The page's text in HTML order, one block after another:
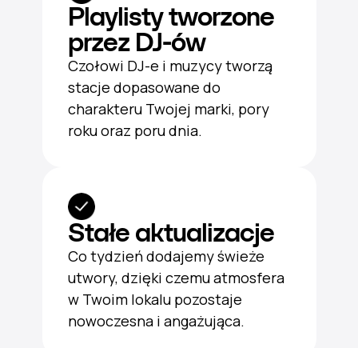
Playlisty tworzone
przez DJ-ów
Czołowi DJ-e i muzycy tworzą
stacje dopasowane do
charakteru Twojej marki, pory
roku oraz poru dnia.
Stałe aktualizacje
Co tydzień dodajemy świeże
utwory, dzięki czemu atmosfera
w Twoim lokalu pozostaje
nowoczesna i angażująca.